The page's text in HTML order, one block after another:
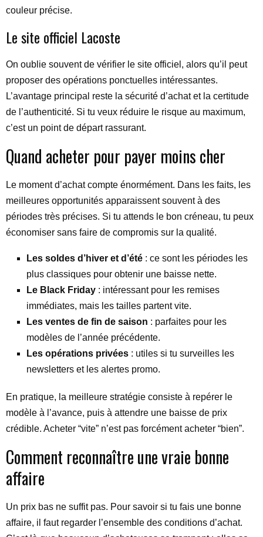
couleur précise.
Le site officiel Lacoste
On oublie souvent de vérifier le site officiel, alors qu’il peut
proposer des opérations ponctuelles intéressantes.
L’avantage principal reste la sécurité d’achat et la certitude
de l’authenticité. Si tu veux réduire le risque au maximum,
c’est un point de départ rassurant.
Quand acheter pour payer moins cher
Le moment d’achat compte énormément. Dans les faits, les
meilleures opportunités apparaissent souvent à des
périodes très précises. Si tu attends le bon créneau, tu peux
économiser sans faire de compromis sur la qualité.
Les soldes d’hiver et d’été : ce sont les périodes les
plus classiques pour obtenir une baisse nette.
Le Black Friday : intéressant pour les remises
immédiates, mais les tailles partent vite.
Les ventes de fin de saison : parfaites pour les
modèles de l’année précédente.
Les opérations privées : utiles si tu surveilles les
newsletters et les alertes promo.
En pratique, la meilleure stratégie consiste à repérer le
modèle à l’avance, puis à attendre une baisse de prix
crédible. Acheter “vite” n’est pas forcément acheter “bien”.
Comment reconnaître une vraie bonne
affaire
Un prix bas ne suffit pas. Pour savoir si tu fais une bonne
affaire, il faut regarder l’ensemble des conditions d’achat.